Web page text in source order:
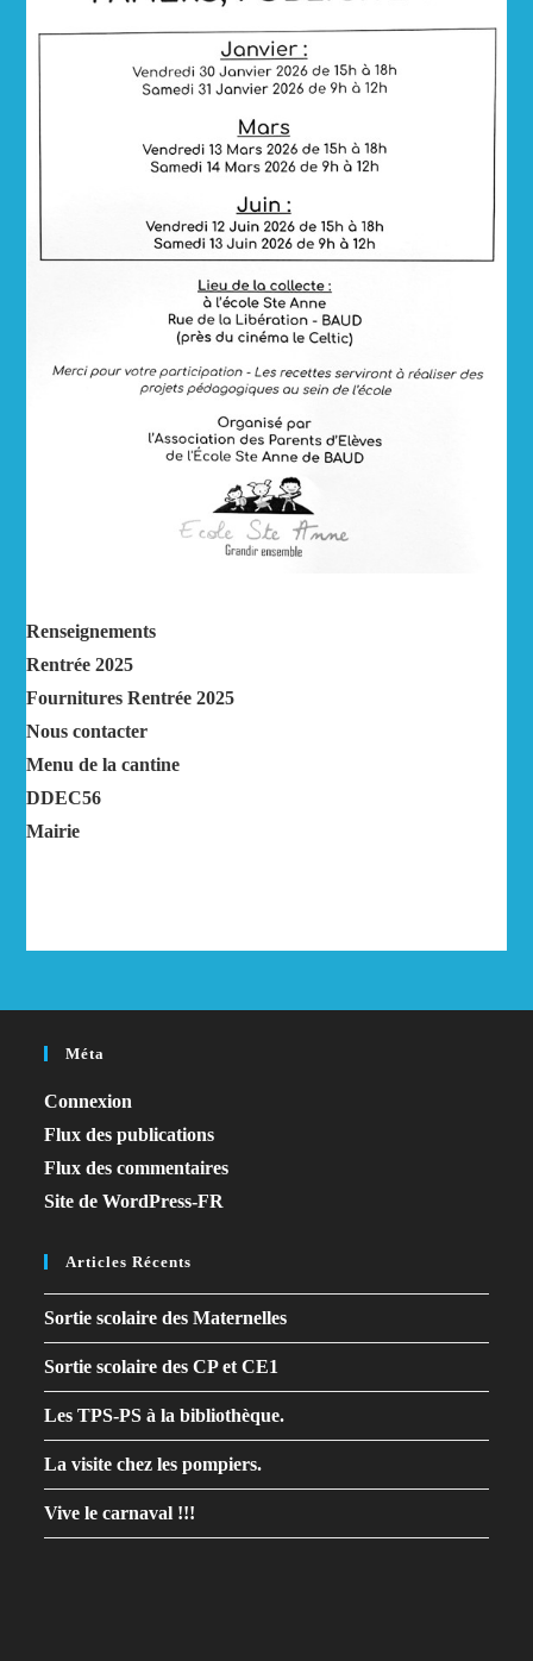
Renseignements
Rentrée 2025
Fournitures Rentrée 2025
Nous contacter
Menu de la cantine
DDEC56
Mairie
Méta
Connexion
Flux des publications
Flux des commentaires
Site de WordPress-FR
Articles Récents
Sortie scolaire des Maternelles
Sortie scolaire des CP et CE1
Les TPS-PS à la bibliothèque.
La visite chez les pompiers.
Vive le carnaval !!!